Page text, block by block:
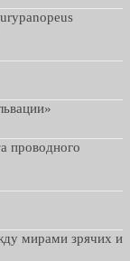
проводного
мирами зрячих и